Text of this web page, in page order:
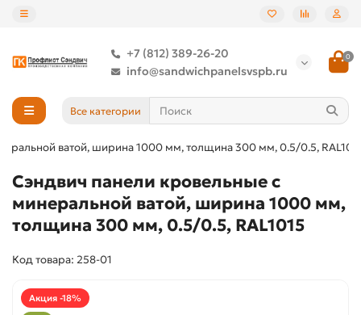
+7 (812) 389-26-20
info@sandwichpanelsvspb.ru
0
Все категории
ватой, ширина 1000 мм, толщина 300 мм, 0.5/0.5,
Сэндвич панели кровельные с
минеральной ватой, ширина 1000 мм,
толщина 300 мм, 0.5/0.5, RAL1015
Код товара: 258-01
Акция -18%